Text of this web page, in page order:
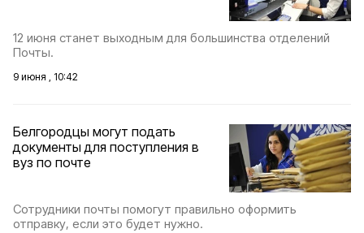
12 июня станет выходным для большинства отделений
Почты.
9 июня , 10:42
Белгородцы могут подать
документы для поступления в
вуз по почте
Сотрудники почты помогут правильно оформить
отправку, если это будет нужно.